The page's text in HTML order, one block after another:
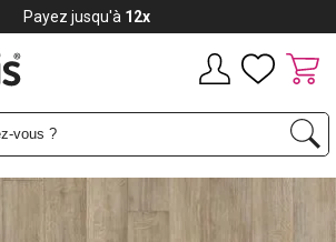
Payez jusqu'à 12x